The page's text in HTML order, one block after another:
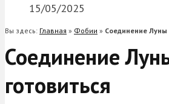
15/05/2025
Вы здесь: Главная » Фобии » Соединение Луны
Соединение
готовиться